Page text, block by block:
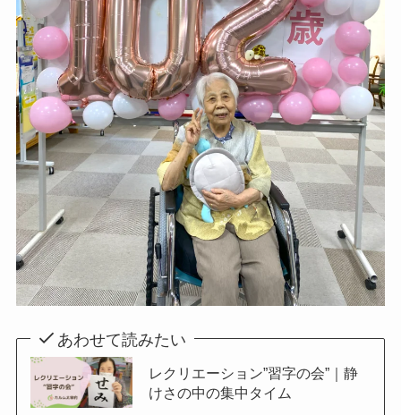
あわせて読みたい
レクリエーション”習字の会”｜静
けさの中の集中タイム